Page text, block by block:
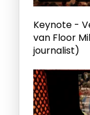
Keynote -
van Floor
journalist)